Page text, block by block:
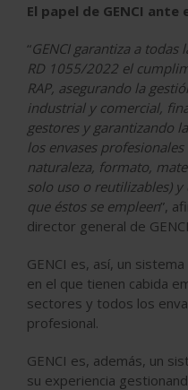
El papel de GENCI ante
“GENCI garantiza a todas
RD 1055/2022 el
RAP, asegurando la
industrial y comercial,
gestores y garantizando
los envases
naturaleza, formato,
solo uso o reutilizables)
que éstos se empleen”,
director general de
GENCI es, así, un
en el que tienen cabida
sectores y todos los
profesional.
GENCI es, además, un
su experiencia